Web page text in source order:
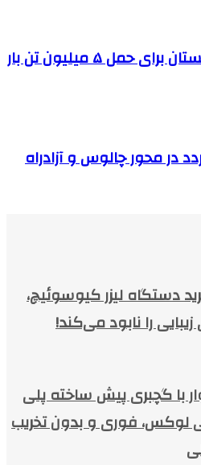
توافق ایران و قزاقستان برای حمل ۵ میلیون تن بار
روزه تردد در محور چالوس و آزادراه
دستگاه لیزر کیوسوئیچ،
را نابود می‌کند!
با گچبری پیش ساخته پلی
لوکس، فوری و بدون تخریب